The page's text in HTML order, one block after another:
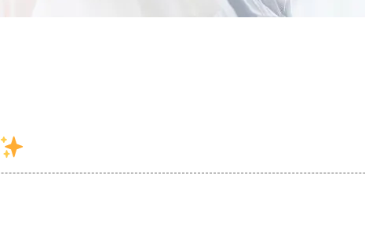
コース・料金・入会案内
婚活キャンペーン